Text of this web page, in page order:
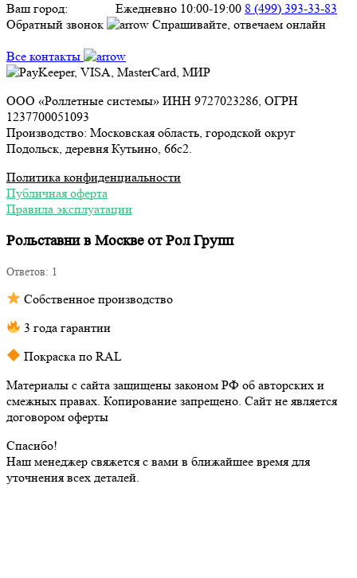
Ваш город: Ежедневно 10:00-19:00 8 (499) 393-33-83
Обратный звонок
Спрашивайте, отвечаем онлайн
Все контакты
ООО «Роллетные системы» ИНН 9727023286, ОГРН
1237700051093
Производство: Московская область, городской округ
Подольск, деревня Кутьино, 66с2.
Политика конфиденциальности
Публичная оферта
Правила эксплуатации
Рольставни в Москве от Рол Групп
Ответов: 1
Собственное производство
3 года гарантии
Покраска по RAL
Материалы с сайта защищены законом РФ об авторских и
смежных правах. Копирование запрещено. Сайт не является
договором оферты
Спасибо!
Наш менеджер свяжется с вами в ближайшее время для
уточнения всех деталей.